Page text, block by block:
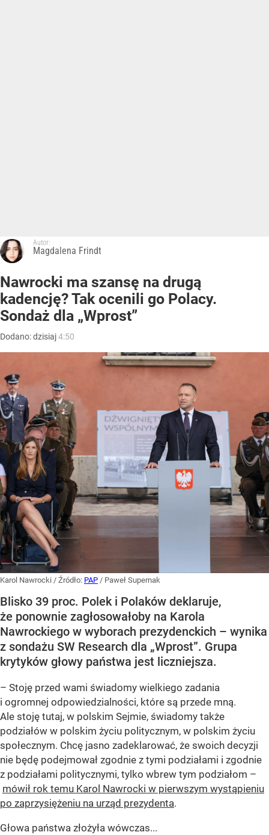
Autor:
Magdalena Frindt
Nawrocki ma szansę na drugą
kadencję? Tak ocenili go Polacy.
Sondaż dla „Wprost”
Dodano:dzisiaj4:50
Karol Nawrocki / Źródło: PAP / Paweł Supernak
Blisko 39 proc. Polek i Polaków deklaruje,
że ponownie zagłosowałoby na Karola
Nawrockiego w wyborach prezydenckich – wynika
z sondażu SW Research dla „Wprost”. Grupa
krytyków głowy państwa jest liczniejsza.
– Stoję przed wami świadomy wielkiego zadania
i ogromnej odpowiedzialności, które są przede mną.
Ale stoję tutaj, w polskim Sejmie, świadomy także
podziałów w polskim życiu politycznym, w polskim życiu
społecznym. Chcę jasno zadeklarować, że swoich decyzji
nie będę podejmował zgodnie z tymi podziałami i zgodnie
z podziałami politycznymi, tylko wbrew tym podziałom –
mówił rok temu Karol Nawrocki w pierwszym wystąpieniu
po zaprzysiężeniu na urząd prezydenta.
Głowa państwa złożyła wówczas...